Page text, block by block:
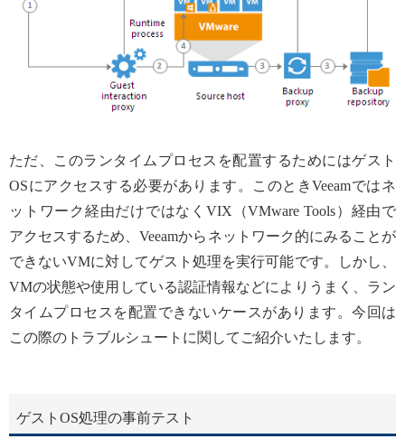
ただ、このランタイムプロセスを配置するためにはゲスト
OSにアクセスする必要があります。このときVeeamではネ
ットワーク経由だけではなくVIX（VMware Tools）経由で
アクセスするため、Veeamからネットワーク的にみることが
できないVMに対してゲスト処理を実行可能です。しかし、
VMの状態や使用している認証情報などによりうまく、ラン
タイムプロセスを配置できないケースがあります。今回は
この際のトラブルシュートに関してご紹介いたします。
ゲストOS処理の事前テスト